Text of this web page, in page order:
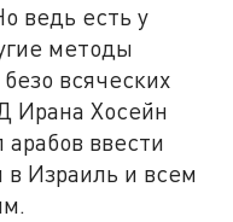
ведь есть у
методы
всяческих
Ирана Хосейн
ввести
в Израиль и всем